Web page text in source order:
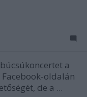
a
Facebook-oldalán
de a ...